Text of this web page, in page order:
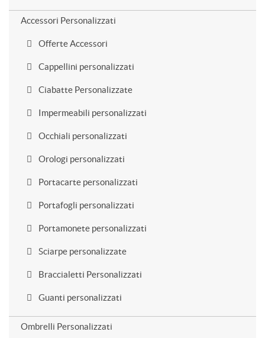
Accessori Personalizzati
Offerte Accessori
Cappellini personalizzati
Ciabatte Personalizzate
Impermeabili personalizzati
Occhiali personalizzati
Orologi personalizzati
Portacarte personalizzati
Portafogli personalizzati
Portamonete personalizzati
Sciarpe personalizzate
Braccialetti Personalizzati
Guanti personalizzati
Ombrelli Personalizzati